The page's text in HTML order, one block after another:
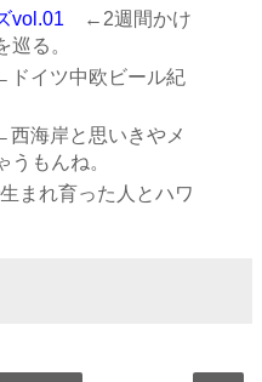
vol.01 ←2週間かけ
る。
イツ中欧ビール紀
海岸と思いきやメ
もんね。
まれ育った人とハワ